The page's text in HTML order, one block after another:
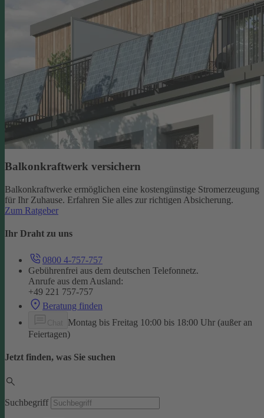
Balkonkraftwerk versichern
Balkonkraftwerke ermöglichen eine kostengünstige Stromerzeugung
für Ihr Zuhause. Erfahren Sie alles zur richtigen Absicherung.
Zum Ratgeber
Ihr Draht zu uns
0800 4-757-757
Gebührenfrei aus dem deutschen Telefonnetz.
Anrufe aus dem Ausland:
+49 221 757-757
Beratung finden
Montag bis Freitag 10:00 bis 18:00 Uhr (außer an
Feiertagen)
Jetzt finden, was Sie suchen
Suchbegriff